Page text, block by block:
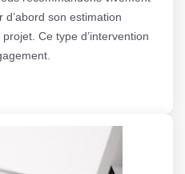
son estimation
Ce type d’intervention